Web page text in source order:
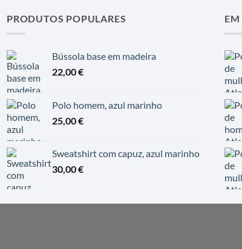
PRODUTOS POPULARES
Bússola base em madeira
22,00€
Polo homem, azul marinho
25,00€
Sweatshirt com capuz, azul marinho
30,00€
EM